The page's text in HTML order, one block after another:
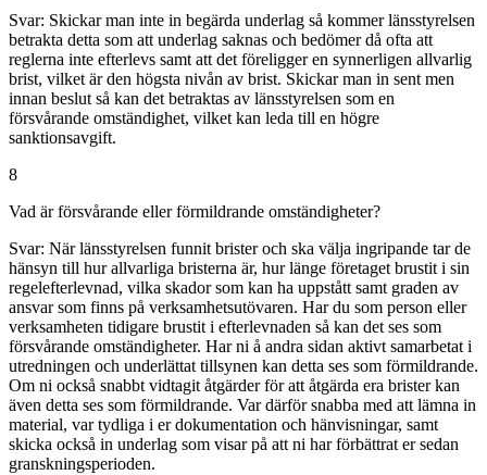
Svar: Skickar man inte in begärda underlag så kommer länsstyrelsen
betrakta detta som att underlag saknas och bedömer då ofta att
reglerna inte efterlevs samt att det föreligger en synnerligen allvarlig
brist, vilket är den högsta nivån av brist. Skickar man in sent men
innan beslut så kan det betraktas av länsstyrelsen som en
försvårande omständighet, vilket kan leda till en högre
sanktionsavgift.
8
Vad är försvårande eller förmildrande omständigheter?
Svar: När länsstyrelsen funnit brister och ska välja ingripande tar de
hänsyn till hur allvarliga bristerna är, hur länge företaget brustit i sin
regelefterlevnad, vilka skador som kan ha uppstått samt graden av
ansvar som finns på verksamhetsutövaren. Har du som person eller
verksamheten tidigare brustit i efterlevnaden så kan det ses som
försvårande omständigheter. Har ni å andra sidan aktivt samarbetat i
utredningen och underlättat tillsynen kan detta ses som förmildrande.
Om ni också snabbt vidtagit åtgärder för att åtgärda era brister kan
även detta ses som förmildrande. Var därför snabba med att lämna in
material, var tydliga i er dokumentation och hänvisningar, samt
skicka också in underlag som visar på att ni har förbättrat er sedan
granskningsperioden.